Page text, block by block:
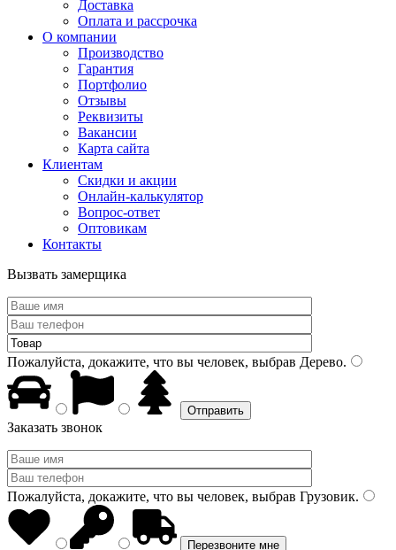
Доставка
Оплата и рассрочка
О компании
Производство
Гарантия
Портфолио
Отзывы
Реквизиты
Вакансии
Карта сайта
Клиентам
Скидки и акции
Онлайн-калькулятор
Вопрос-ответ
Оптовикам
Контакты
Вызвать замерщика
Пожалуйста, докажите, что вы человек, выбрав Дерево.
Заказать звонок
Пожалуйста, докажите, что вы человек, выбрав Грузовик.